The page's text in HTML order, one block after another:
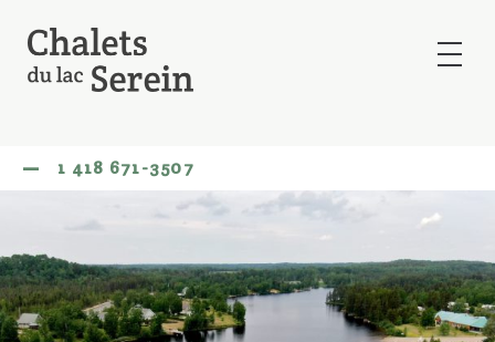
LES CHALETS DU LAC SEREIN
1 418 671-3507